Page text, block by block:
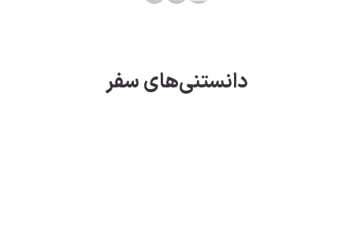
دانستنی‌های سفر